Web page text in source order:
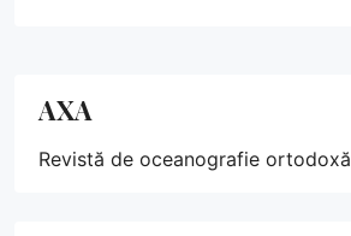
AXA
Revistă de oceanografie ortodoxă